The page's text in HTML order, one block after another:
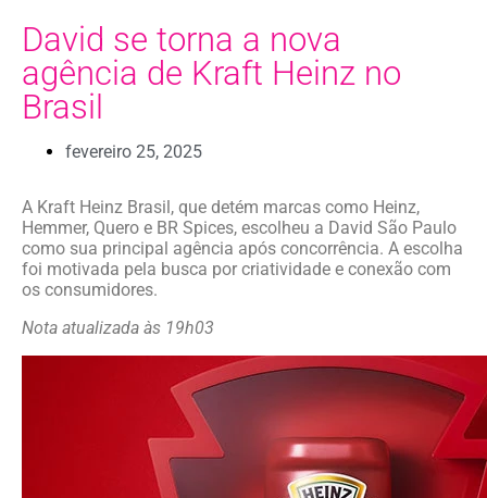
David se torna a nova
agência de Kraft Heinz no
Brasil
fevereiro 25, 2025
A Kraft Heinz Brasil, que detém marcas como Heinz,
Hemmer, Quero e BR Spices, escolheu a David São Paulo
como sua principal agência após concorrência. A escolha
foi motivada pela busca por criatividade e conexão com
os consumidores.
Nota atualizada às 19h03